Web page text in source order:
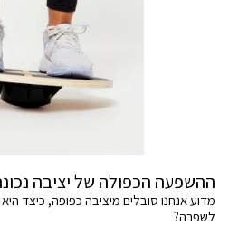
ההשפעה הכפולה של יציבה
מדוע אנחנו סובלים מיציבה כפופה, כיצד
לשפרה?